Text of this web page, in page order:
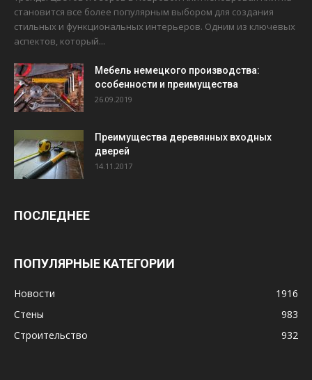
становится все более популярным выбором для создания
стильных и функциональных интерьеров. Одним из ключевых
аспектов, который...
Мебель немецкого производства:
особенности и преимущества
26.09.2019
Преимущества деревянных входных
дверей
14.11.2017
ПОСЛЕДНЕЕ
ПОПУЛЯРНЫЕ КАТЕГОРИИ
Новости
1916
Стены
983
Строительство
932